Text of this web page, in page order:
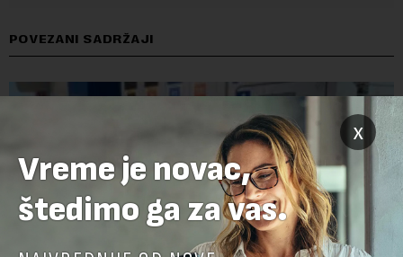
POVEZANI SADRŽAJI
x
Vreme je novac,
štedimo ga za vas.